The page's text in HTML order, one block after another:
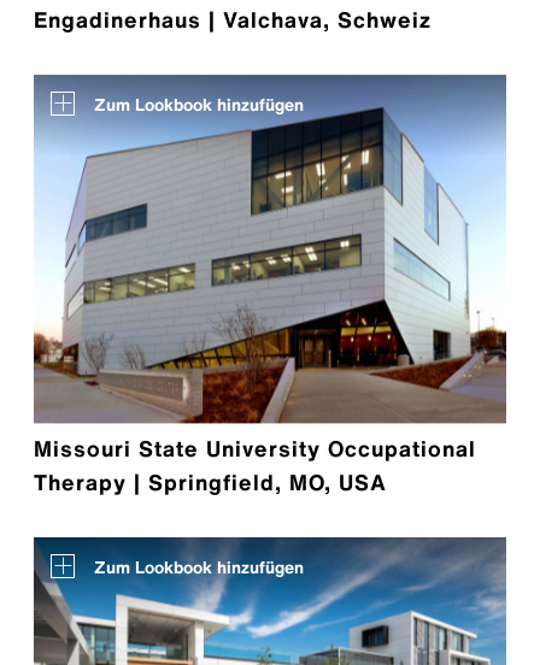
Engadinerhaus | Valchava, Schweiz
Zum Lookbook hinzufügen
Missouri State University Occupational
Therapy | Springfield, MO, USA
Zum Lookbook hinzufügen